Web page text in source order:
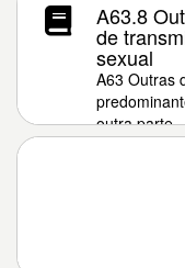
A63.8
de
sexual
A63 Outras
outra parte